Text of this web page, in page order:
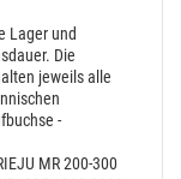
Lager und
Die
jeweils alle
-
MR 200-300